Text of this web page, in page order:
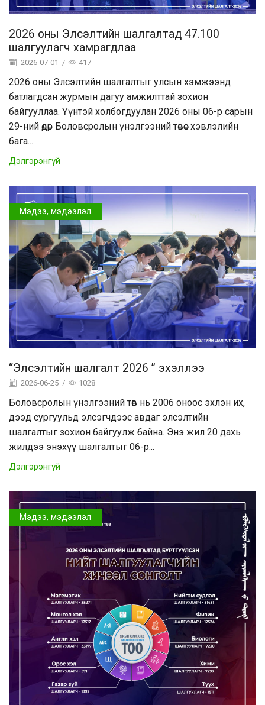
2026 оны Элсэлтийн шалгалтад 47.100
шалгуулагч хамрагдлаа
2026-07-01 / 417
2026 оны Элсэлтийн шалгалтыг улсын хэмжээнд
батлагдсан журмын дагуу амжилттай зохион
байгууллаа. Үүнтэй холбогдуулан 2026 оны 06-р сарын
29-ний өдөр Боловсролын үнэлгээний төвөөс хэвлэлийн
бага...
Дэлгэрэнгүй
Мэдээ, мэдээлэл
“Элсэлтийн шалгалт 2026 ” эхэллээ
2026-06-25 / 1028
Боловсролын үнэлгээний төв нь 2006 оноос эхлэн их,
дээд сургуульд элсэгчдээс авдаг элсэлтийн
шалгалтыг зохион байгуулж байна. Энэ жил 20 дахь
жилдээ энэхүү шалгалтыг 06-р...
Дэлгэрэнгүй
Мэдээ, мэдээлэл